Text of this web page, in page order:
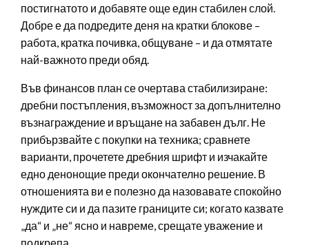
постигнатото и добавяте още един стабилен слой.
Добре е да подредите деня на кратки блокове –
работа, кратка почивка, общуване – и да отмятате
най-важното преди обяд.
Във финансов план се очертава стабилизиране:
дребни постъпления, възможност за допълнително
възнаграждение и връщане на забавен дълг. Не
прибързвайте с покупки на техника; сравнете
варианти, прочетете дребния шрифт и изчакайте
едно денонощие преди окончателно решение. В
отношенията ви е полезно да назовавате спокойно
нуждите си и да пазите границите си; когато казвате
„да“ и „не“ ясно и навреме, срещате уважение и
подкрепа.